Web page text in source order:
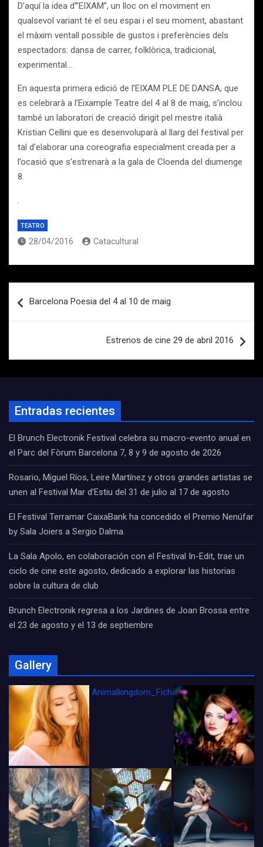
D’aquí la idea d’”EIXAM”, un lloc on el moviment en
qualsevol variant té el seu espai i el seu moment, abastant
el màxim ventall possible de gustos i preferències dels
espectadors: dansa de carrer, folklòrica, tradicional,
experimental…
En aquesta primera edició de l’EIXAM PLE DE DANSA, que
es celebrarà a l’Eixample Teatre del 4 al 8 de maig, s’inclou
també un laboratori de creació dirigit pel mestre italià
Kristian Cellini que es desenvoluparà al llarg del festival per
tal d’elaborar una coreografia especialment creada per a
l’ocasió que s’estrenarà a la gala de Cloenda del diumenge
8.
.
TEATRO
28/04/2016 Catacultural
de
Barcelona Poesia del 4 al 10 de maig
Estrenos de cine 29 de abril 2016
Entradas recientes
El Brunch Electronik Festival celebra su macro-evento anual en
el Parc del Fòrum Barcelona 7, 8 y 9 de agosto de 2026
Rosario, Miguel Ríos, Leire Martínez y otros grandes artistas se
unen al Festival Mar d’Estiu del 31 de julio al 17 de agosto
El Festival Terramar CaixaBank ha concedido el Premio Nenúfar
by Sala Joiers a Sergio Dalma.
La Sala Apolo, en colaboración con el Festival In-Edit, trae un
ciclo de cine este agosto, dedicado a explorar las historias
sobre la cultura de club
Brunch Electronik regresa a los Jardines de Joan Brossa entre
el 23 de agosto y el 13 de septiembre
Gallery
Animalkingdom_FichaCine